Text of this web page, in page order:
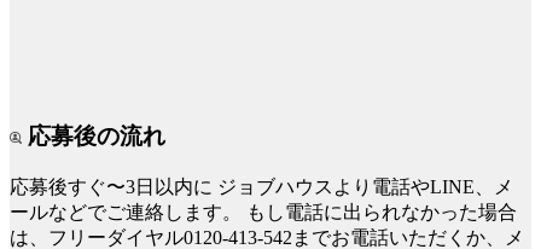
応募後の流れ
応募後すぐ〜3日以内に ジョブハウスより電話やLINE、メ
ールなどでご連絡します。
もし電話に出られなかった場合
は、フリーダイヤル0120-413-542までお電話いただくか、メ